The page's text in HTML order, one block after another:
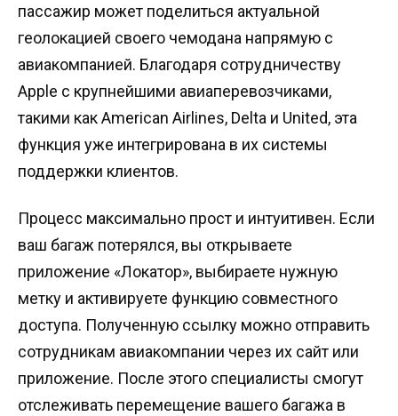
пассажир может поделиться актуальной
геолокацией своего чемодана напрямую с
авиакомпанией. Благодаря сотрудничеству
Apple с крупнейшими авиаперевозчиками,
такими как American Airlines, Delta и United, эта
функция уже интегрирована в их системы
поддержки клиентов.
Процесс максимально прост и интуитивен. Если
ваш багаж потерялся, вы открываете
приложение «Локатор», выбираете нужную
метку и активируете функцию совместного
доступа. Полученную ссылку можно отправить
сотрудникам авиакомпании через их сайт или
приложение. После этого специалисты смогут
отслеживать перемещение вашего багажа в